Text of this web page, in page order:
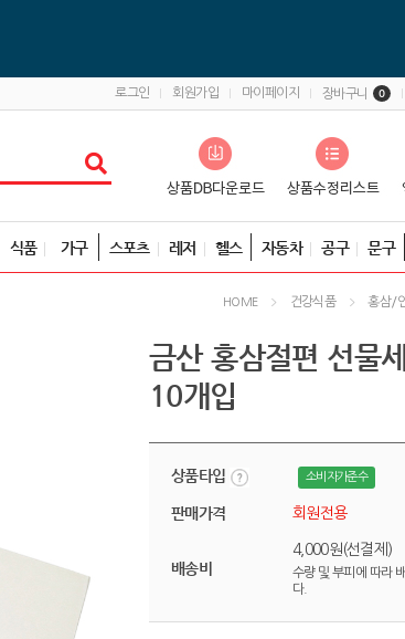
로그인 회원가입 마이페이지 장바구니 0
식품 가구 스포츠 레저 헬스 자동차 공구 문구
HOME 건강식품 홍삼/
금산 홍삼절편 선물
10개입
상품타입 소비자가준수
판매가격 회원전용
배송비
4,000원(선결제)
수량 및 부피에 따라
다.